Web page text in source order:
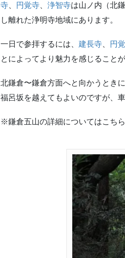
寺
円覚寺 浄智寺は山ノ内（北
し離れた浄明寺地域にあります。
一日で参拝するには、 建長寺 円
とによってより魅力を感じることが
北鎌倉〜鎌倉方面へと向かうときに
福呂坂を越えてもよいのですが、
※鎌倉五山の詳細についてはこち